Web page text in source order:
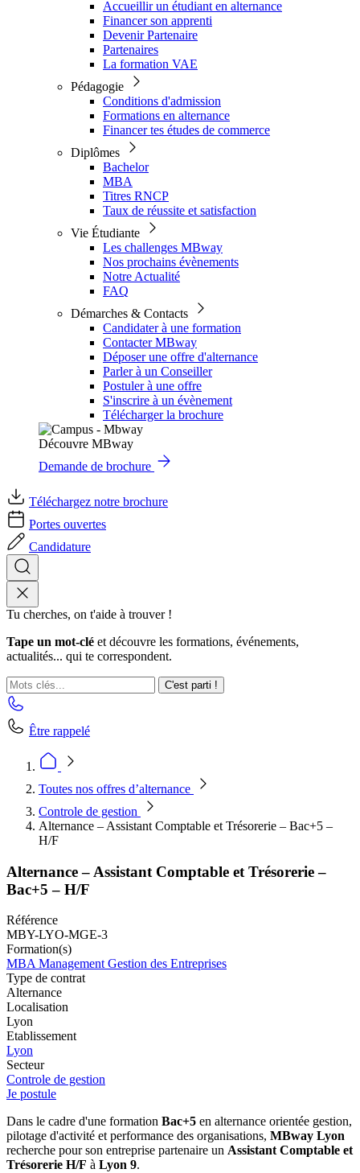
Accueillir un étudiant en alternance
Financer son apprenti
Devenir Partenaire
Partenaires
La formation VAE
Pédagogie
Conditions d'admission
Formations en alternance
Financer tes études de commerce
Diplômes
Bachelor
MBA
Titres RNCP
Taux de réussite et satisfaction
Vie Étudiante
Les challenges MBway
Nos prochains évènements
Notre Actualité
FAQ
Démarches & Contacts
Candidater à une formation
Contacter MBway
Déposer une offre d'alternance
Parler à un Conseiller
Postuler à une offre
S'inscrire à un évènement
Télécharger la brochure
Découvre MBway
Demande de brochure
Téléchargez notre brochure
Portes ouvertes
Candidature
Tu cherches, on t'aide à trouver !
Tape un mot-clé et découvre les formations, événements,
actualités... qui te correspondent.
C'est parti !
Être rappelé
Toutes nos offres d’alternance
Controle de gestion
Alternance – Assistant Comptable et Trésorerie – Bac+5 –
H/F
Alternance – Assistant Comptable et Trésorerie –
Bac+5 – H/F
Référence
MBY-LYO-MGE-3
Formation(s)
MBA Management Gestion des Entreprises
Type de contrat
Alternance
Localisation
Lyon
Etablissement
Lyon
Secteur
Controle de gestion
Je postule
Dans le cadre d'une formation Bac+5 en alternance orientée gestion,
pilotage d'activité et performance des organisations, MBway Lyon
recherche pour son entreprise partenaire un Assistant Comptable et
Trésorerie H/F à Lyon 9.